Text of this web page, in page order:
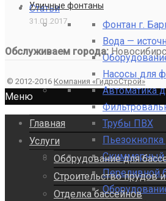
Статьи
Фонтан г.
Вода —
Насосы для
Автоматика
Трубы ПВХ
Пьезокнопка
Скиммерный
Переливной
Уличные фонтаны
31.01.2017
Обслуживаем города:
© 2012-2016 Компания «ГидроСтрой»
Меню
Главная
Услуги
Оборудование для
Строительство прудов
Отделка бассейнов